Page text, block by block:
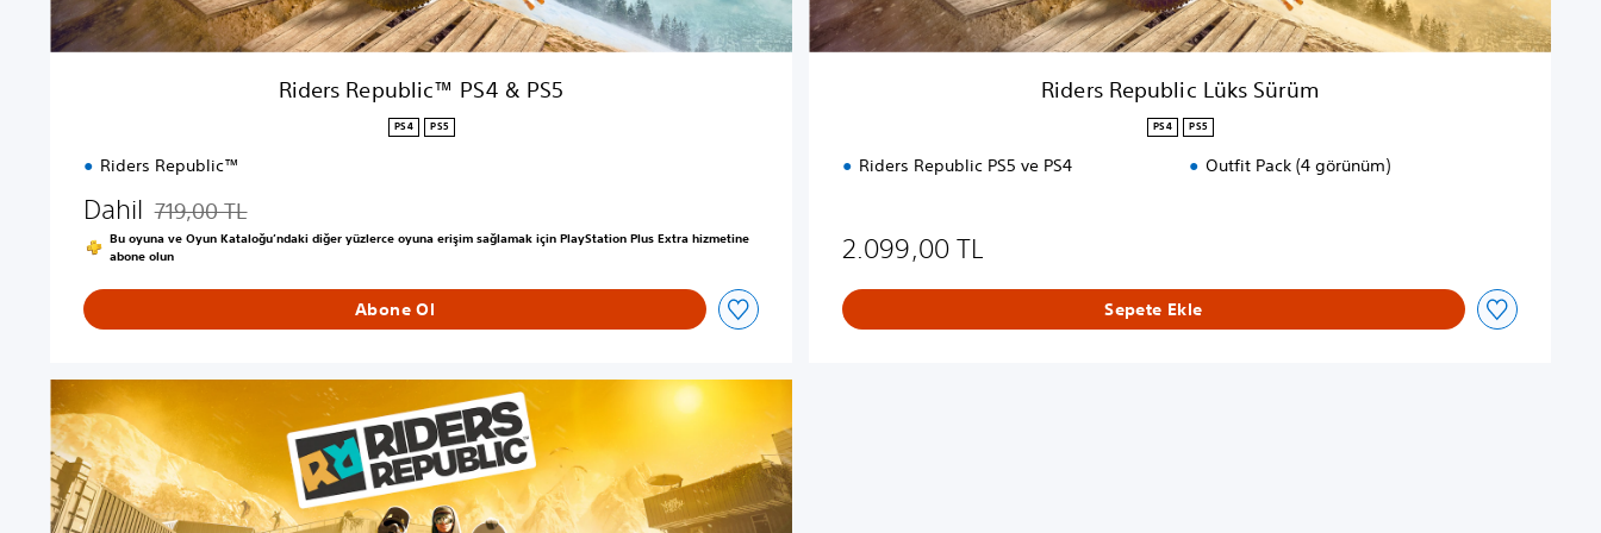
P
S
Riders Republic™ PS4 & PS5
PS4 PS5
Riders Republic™
Dahil Orijinal fiyat olan 719,00 TL üzerinden indirim uygulanmıştır
719,00 TL
Bu oyuna ve Oyun Kataloğu’ndaki diğer yüzlerce oyuna erişim sağlamak için PlayStation Plus Extra hizmetine
abone olun
Abone Ol
ü
k
Riders Republic Lüks Sürüm
PS4 PS5
Riders Republic PS5 ve PS4 Outfit Pack (4 görünüm)
2.099,00 TL
Sepete Ekle
i
d
e
r
s